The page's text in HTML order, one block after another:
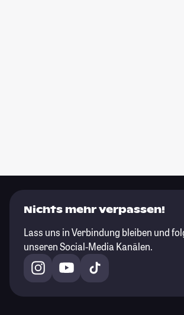
Nichts mehr verpassen!
Lass uns in Verbindung bleiben und
unseren Social-Media Kanälen.